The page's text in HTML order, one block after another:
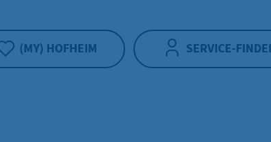
(MY) HOFHEIM SERVICE-